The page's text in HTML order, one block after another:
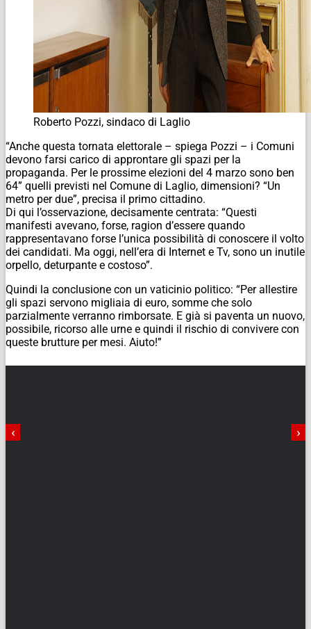
Roberto Pozzi, sindaco di Laglio
“Anche questa tornata elettorale – spiega Pozzi – i Comuni
devono farsi carico di approntare gli spazi per la
propaganda. Per le prossime elezioni del 4 marzo sono ben
64” quelli previsti nel Comune di Laglio, dimensioni? “Un
metro per due”, precisa il primo cittadino.
Di qui l’osservazione, decisamente centrata: “Questi
manifesti avevano, forse, ragion d’essere quando
rappresentavano forse l’unica possibilità di conoscere il volto
dei candidati. Ma oggi, nell’era di Internet e Tv, sono un inutile
orpello, deturpante e costoso”.
Quindi la conclusione con un vaticinio politico: “Per allestire
gli spazi servono migliaia di euro, somme che solo
parzialmente verranno rimborsate. E già si paventa un nuovo,
possibile, ricorso alle urne e quindi il rischio di convivere con
queste brutture per mesi. Aiuto!”
‹ ›